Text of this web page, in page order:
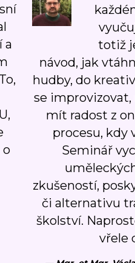
a
o
totiž
návod, jak
hudby, do
se
mít radost z
procesu, kdy
Seminář
zkušeností,
či alternativu
školství.
vřele